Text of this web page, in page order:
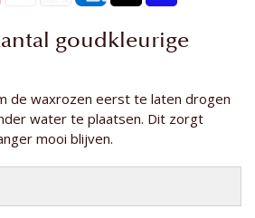
goudkleurige
de waxrozen eerst te laten drogen
water te plaatsen. Dit zorgt
mooi blijven.